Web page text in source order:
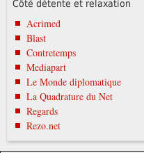
Côté détente et relaxation
Acrimed
Blast
Contretemps
Mediapart
Le Monde diplomatique
La Quadrature du Net
Regards
Rezo.net